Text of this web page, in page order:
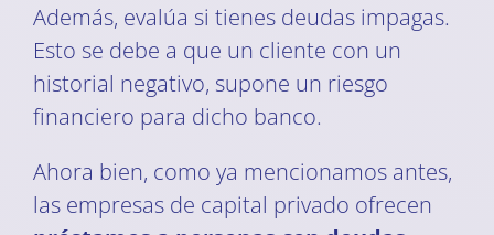
Además, evalúa si tienes deudas impagas.
Esto se debe a que un cliente con un
historial negativo, supone un riesgo
financiero para dicho banco.
Ahora bien, como ya mencionamos antes,
las empresas de capital privado ofrecen